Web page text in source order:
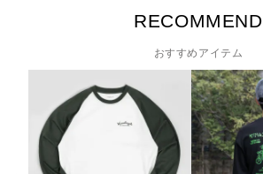
RECOMMEND
おすすめアイテム